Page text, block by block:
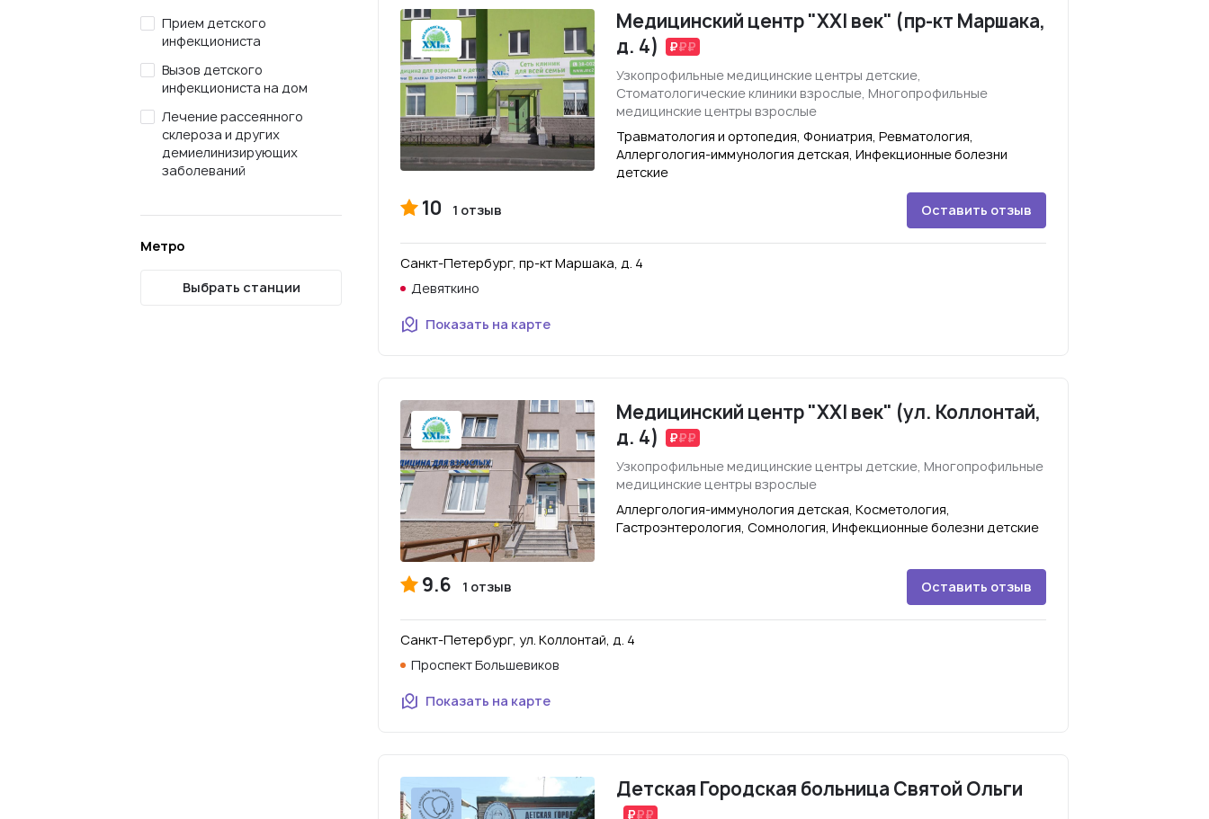
Прием детского
инфекциониста
Вызов детского
инфекциониста на дом
Лечение рассеянного
склероза и других
демиелинизирующих
заболеваний
Метро
Выбрать станции
Медицинский центр "XXI век" (пр-кт Маршака,
д. 4)
Узкопрофильные медицинские центры детские,
Стоматологические клиники взрослые, Многопрофильные
медицинские центры взрослые
Травматология и ортопедия, Фониатрия, Ревматология,
Аллергология-иммунология детская, Инфекционные болезни
детские
10 1 отзыв Оставить отзыв
Санкт-Петербург, пр-кт Маршака, д. 4
Девяткино
Показать на карте
Медицинский центр "XXI век" (ул. Коллонтай,
д. 4)
Узкопрофильные медицинские центры детские, Многопрофильные
медицинские центры взрослые
Аллергология-иммунология детская, Косметология,
Гастроэнтерология, Сомнология, Инфекционные болезни детские
9.6 1 отзыв Оставить отзыв
Санкт-Петербург, ул. Коллонтай, д. 4
Проспект Большевиков
Показать на карте
Детская Городская больница Святой Ольги